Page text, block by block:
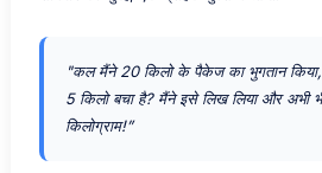
"कल मैंने 20 किलो के पैकेज का भुगतान
5 किलो बचा है? मैंने इसे लिख लिया और अभी
किलोग्राम!”